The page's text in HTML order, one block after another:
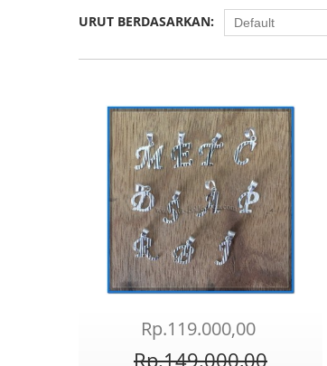
URUT BERDASARKAN:
Rp.119.000,00
Rp.149.000,00